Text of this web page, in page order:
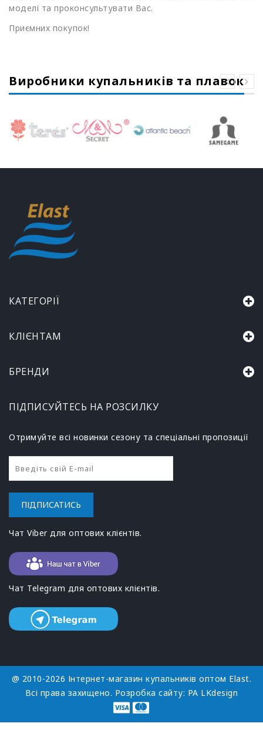
моделі та проконсультувати Вас.
Приємних покупок!
Виробники купальників та плавок
КАТЕГОРІЇ
КЛІЄНТАМ
БРЕНДИ
ПІДПИСУЙТЕСЬ НА РОЗСИЛКУ
Отримуйте всі новинки сезону та спеціальні пропозиції
ПІДПИСАТИСЬ
Чат Viber для оптових клієнтів.
Чат Telegram для оптових клієнтів.
@ 2010-2026 Інтернет-магазин купальників оптом Elast.
Всі права захищено. Розробка сайту: РА LKdesign